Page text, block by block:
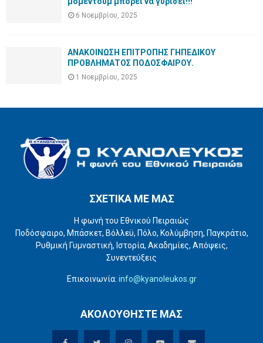
6 Νοεμβρίου, 2025
ΑΝΑΚΟΙΝΩΣΗ ΕΠΙΤΡΟΠΗΣ ΓΗΠΕΔΙΚΟΥ
ΠΡΟΒΛΗΜΑΤΟΣ ΠΟΔΟΣΦΑΙΡΟΥ.
1 Νοεμβρίου, 2025
ΣΧΕΤΙΚΑ ΜΕ ΜΑΣ
Η φωνή του Εθνικού Πειραιώς
Ποδόσφαιρο, Μπάσκετ, Βόλλεϋ, Πόλο, Κολύμβηση, Παγκράτιο,
Ρυθμική Γυμναστική, Ιστορία, Ακαδημίες, Απόψεις,
Συνεντεύξεις
Επικοινωνία: info@kyanoleukos.gr
ΑΚΟΛΟΥΘΗΣΤΕ ΜΑΣ